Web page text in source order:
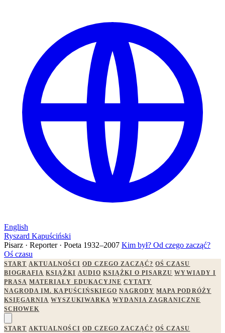
English
Ryszard Kapuściński
Pisarz · Reporter · Poeta 1932–2007 Kim był? Od czego zacząć?
Oś czasu
START AKTUALNOŚCI OD CZEGO ZACZĄĆ? OŚ CZASU
BIOGRAFIA KSIĄŻKI AUDIO KSIĄŻKI O PISARZU WYWIADY I
PRASA MATERIAŁY EDUKACYJNE CYTATY
NAGRODA IM. KAPUŚCIŃSKIEGO NAGRODY MAPA PODRÓŻY
KSIĘGARNIA WYSZUKIWARKA WYDANIA ZAGRANICZNE
SCHOWEK
START AKTUALNOŚCI OD CZEGO ZACZĄĆ? OŚ CZASU